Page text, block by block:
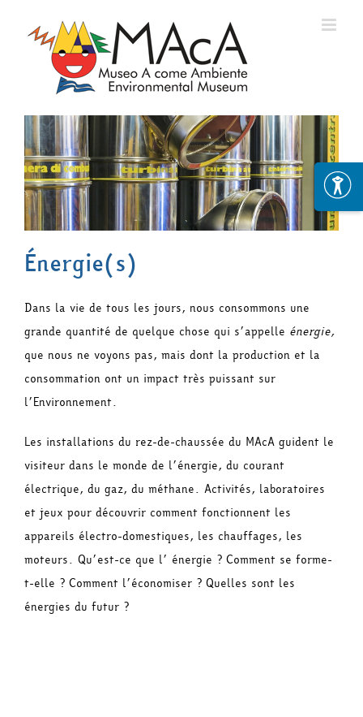
Énergie(s)
Dans la vie de tous les jours, nous consommons une
grande quantité de quelque chose qui s’appelle énergie,
que nous ne voyons pas, mais dont la production et la
consommation ont un impact très puissant sur
l’Environnement.
Les installations du rez-de-chaussée du MAcA guident le
visiteur dans le monde de l’énergie, du courant
électrique, du gaz, du méthane. Activités, laboratoires
et jeux pour découvrir comment fonctionnent les
appareils électro-domestiques, les chauffages, les
moteurs. Qu’est-ce que l’ énergie ? Comment se forme-
t-elle ? Comment l’économiser ? Quelles sont les
énergies du futur ?